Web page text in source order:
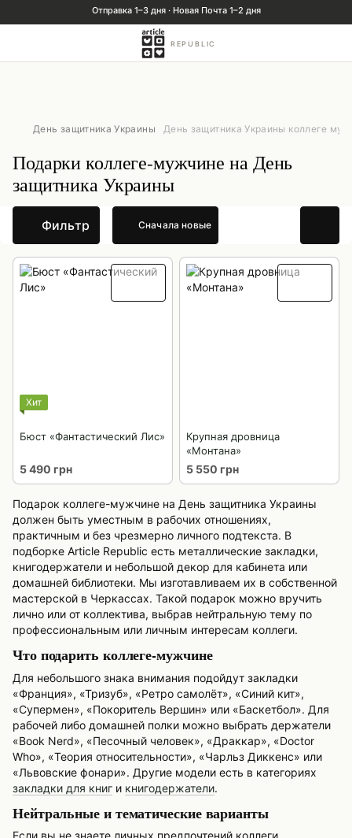
REPUBLIC
День защитника Украины День защитника Украины коллеге
Подарки коллеге-мужчине на День
защитника Украины
Фильтр Сначала новые
Хит
Бюст «Фантастический Лис»
5 490 грн
Крупная дровница
«Монтана»
5 550 грн
Подарок коллеге-мужчине на День защитника Украины
должен быть уместным в рабочих отношениях,
практичным и без чрезмерно личного подтекста. В
подборке Article Republic есть металлические закладки,
книгодержатели и небольшой декор для кабинета или
домашней библиотеки. Мы изготавливаем их в собственной
мастерской в Черкассах. Такой подарок можно вручить
лично или от коллектива, выбрав нейтральную тему по
профессиональным или личным интересам коллеги.
Что подарить коллеге-мужчине
Для небольшого знака внимания подойдут закладки
«Франция», «Тризуб», «Ретро самолёт», «Синий кит»,
«Супермен», «Покоритель Вершин» или «Баскетбол». Для
рабочей либо домашней полки можно выбрать держатели
«Book Nerd», «Песочный человек», «Драккар», «Doctor
Who», «Теория относительности», «Чарльз Диккенс» или
«Львовские фонари». Другие модели есть в категориях
закладки для книг и книгодержатели.
Нейтральные и тематические варианты